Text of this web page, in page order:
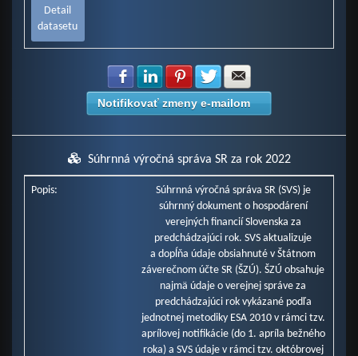
Detail
datasetu
Zdielať na Facebook
Zdielať na LinkedIn
Zdielať na Pinterest
Zdielať na Twitter
Notifikovať zmeny e-mailom
Súhrnná výročná správa SR za rok 2022
Popis:
Súhrnná výročná správa SR (SVS) je
súhrnný dokument o hospodárení
verejných financií Slovenska za
predchádzajúci rok. SVS aktualizuje
a dopĺňa údaje obsiahnuté v Štátnom
záverečnom účte SR (ŠZÚ). ŠZÚ obsahuje
najmä údaje o verejnej správe za
predchádzajúci rok vykázané podľa
jednotnej metodiky ESA 2010 v rámci tzv.
aprílovej notifikácie (do 1. apríla bežného
roka) a SVS údaje v rámci tzv. októbrovej